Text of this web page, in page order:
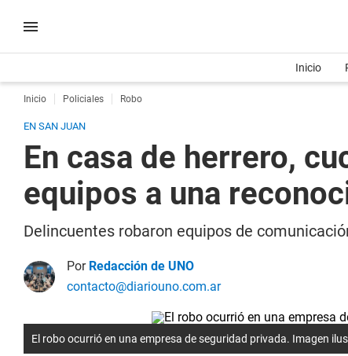
Inicio
Inicio Policiales Robo
EN SAN JUAN
En casa de herrero,
equipos a una
Delincuentes robaron equipos de
Por Redacción de UNO
contacto@diariouno.com.ar
El robo ocurrió en una empresa de seguridad privada. Imagen